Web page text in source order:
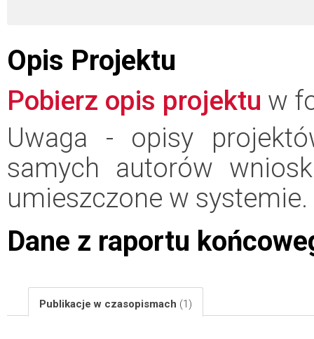
Opis Projektu
Pobierz opis projektu w
Uwaga - opisy
samych autorów
umieszczone w systemie.
Dane z raportu
Publikacje w czasopismach (1)